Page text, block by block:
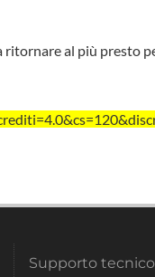
al più presto
Supporto tecnico